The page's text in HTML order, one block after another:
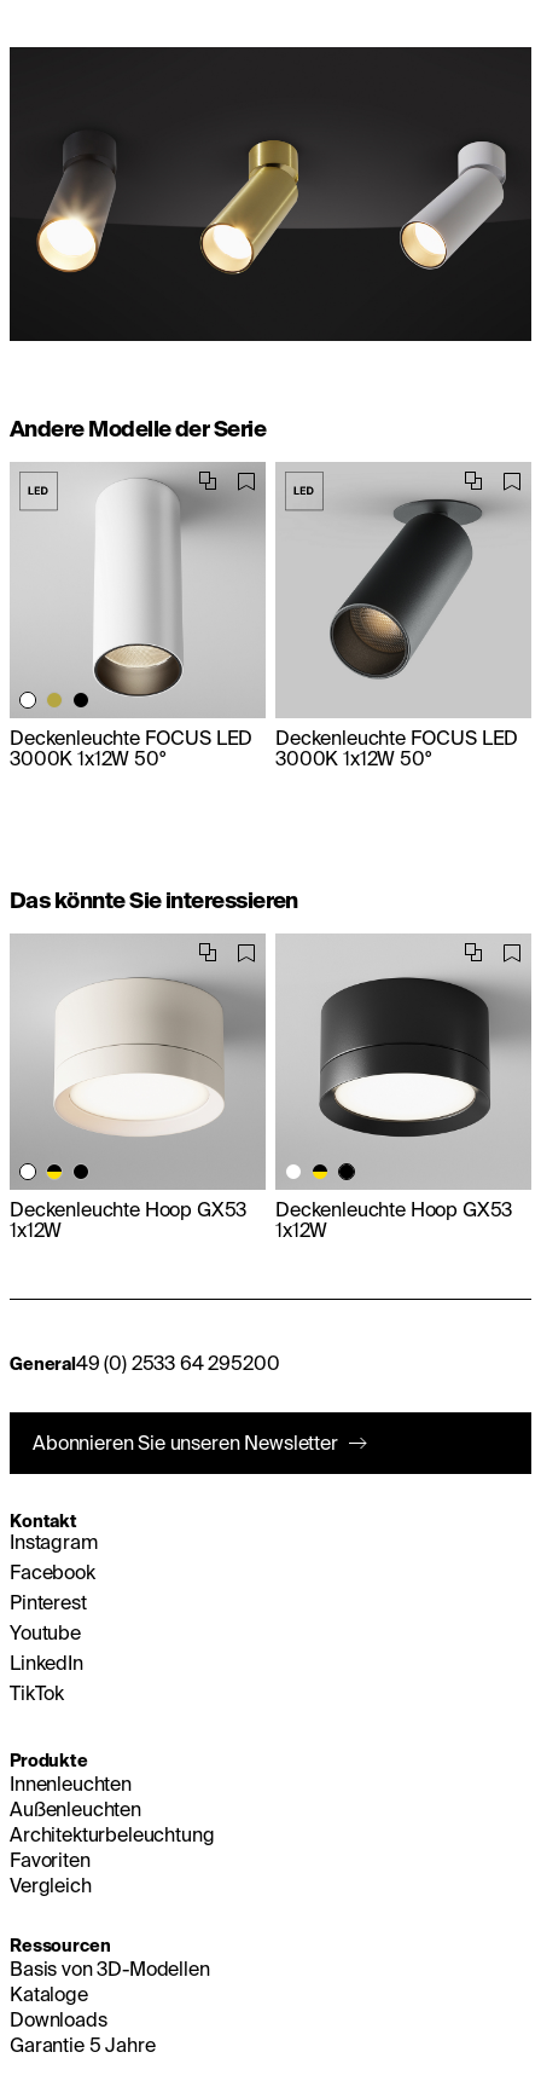
Andere Modelle der Serie
Deckenleuchte FOCUS LED
3000K 1x12W 50°
Deckenleuchte FOCUS LED
3000K 1x12W 50°
Das könnte Sie interessieren
Deckenleuchte Hoop GX53
1x12W
Deckenleuchte Hoop GX53
1x12W
General 49 (0) 2533 64 295200
Abonnieren Sie unseren Newsletter
Kontakt
Instagram
Facebook
Pinterest
Youtube
LinkedIn
TikTok
Produkte
Innenleuchten
Außenleuchten
Architekturbeleuchtung
Favoriten
Vergleich
Ressourcen
Basis von 3D-Modellen
Kataloge
Downloads
Garantie 5 Jahre